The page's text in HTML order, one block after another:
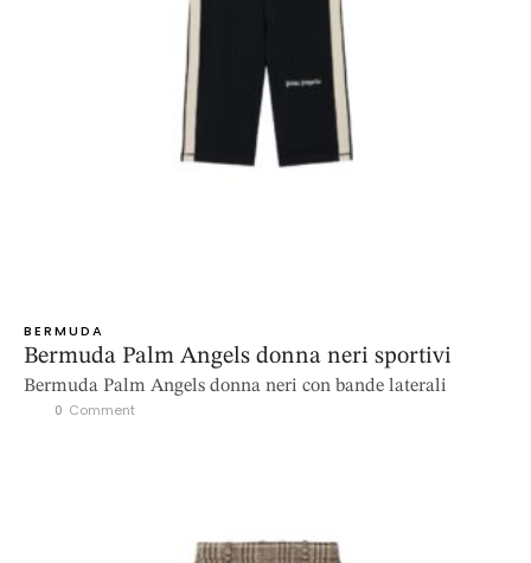
BERMUDA
Bermuda Palm Angels donna neri sportivi
Bermuda Palm Angels donna neri con bande laterali
0 Comment